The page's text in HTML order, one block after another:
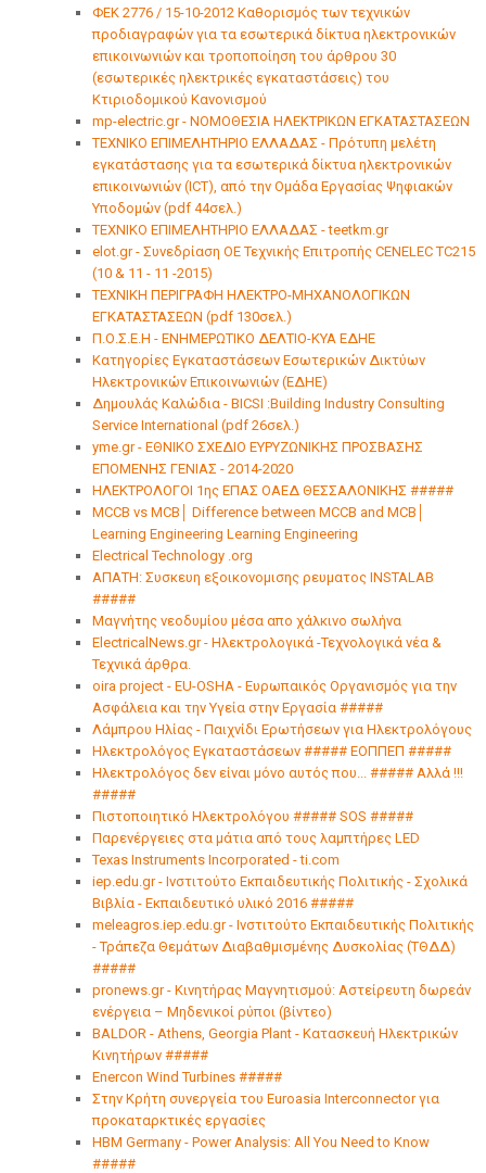
ΦΕΚ 2776 / 15-10-2012 Καθορισμός των τεχνικών
προδιαγραφών για τα εσωτερικά δίκτυα ηλεκτρονικών
επικοινωνιών και τροποποίηση του άρθρου 30
(εσωτερικές ηλεκτρικές εγκαταστάσεις) του
Κτιριοδομικού Κανονισμού
mp-electric.gr - ΝΟΜΟΘΕΣΙΑ ΗΛΕΚΤΡΙΚΩΝ ΕΓΚΑΤΑΣΤΑΣΕΩΝ
ΤΕΧΝΙΚΟ ΕΠΙΜΕΛΗΤΗΡΙΟ ΕΛΛΑ∆ΑΣ - Πρότυπη μελέτη
εγκατάστασης για τα εσωτερικά δίκτυα ηλεκτρονικών
επικοινωνιών (ICT), από την Ομάδα Εργασίας Ψηφιακών
Υποδομών (pdf 44σελ.)
ΤΕΧΝΙΚΟ ΕΠΙΜΕΛΗΤΗΡΙΟ ΕΛΛΑ∆ΑΣ - teetkm.gr
elot.gr - Συνεδρίαση ΟΕ Τεχνικής Επιτροπής CENELEC TC215
(10 & 11 - 11 -2015)
TΕΧΝΙΚΗ ΠΕΡΙΓΡΑΦΗ ΗΛΕΚΤΡΟ-ΜΗΧΑΝΟΛΟΓΙΚΩΝ
ΕΓΚΑΤΑΣΤΑΣΕΩΝ (pdf 130σελ.)
Π.Ο.Σ.Ε.Η - ΕΝΗΜΕΡΩΤΙΚΟ ΔΕΛΤΙΟ-ΚΥΑ ΕΔΗΕ
Κατηγορίες Εγκαταστάσεων Εσωτερικών Δικτύων
Ηλεκτρονικών Επικοινωνιών (ΕΔΗΕ)
Δημουλάς Καλώδια - BICSI :Building Industry Consulting
Service International (pdf 26σελ.)
yme.gr - ΕΘΝΙΚΟ ΣΧΕΔΙΟ ΕΥΡΥΖΩΝΙΚΗΣ ΠΡΟΣΒΑΣΗΣ
ΕΠΟΜΕΝΗΣ ΓΕΝΙΑΣ - 2014-2020
ΗΛΕΚΤΡΟΛΟΓΟΙ 1ης ΕΠΑΣ ΟΑΕΔ ΘΕΣΣΑΛΟΝΙΚΗΣ #####
MCCB vs MCB│ Difference between MCCB and MCB│
Learning Engineering Learning Engineering
Electrical Technology .org
ΑΠΑΤΗ: Συσκευη εξοικονομισης ρευματος INSTALAB
#####
Μαγνήτης νεοδυμίου μέσα απο χάλκινο σωλήνα
ElectricalNews.gr - Ηλεκτρολογικά -Τεχνολογικά νέα &
Τεχνικά άρθρα.
oira project - EU-OSHA - Ευρωπαικός Oργανισμός για την
Ασφάλεια και την Υγεία στην Εργασία #####
Λάμπρου Ηλίας - Παιχνίδι Ερωτήσεων για Ηλεκτρολόγους
Ηλεκτρολόγος Εγκαταστάσεων ##### ΕΟΠΠΕΠ #####
Ηλεκτρολόγος δεν είναι μόνο αυτός που... ##### Αλλά !!!
#####
Πιστοποιητικό Ηλεκτρολόγου ##### SOS #####
Παρενέργειες στα μάτια από τους λαμπτήρες LED
Texas Instruments Incorporated - ti.com
iep.edu.gr - Ινστιτούτο Εκπαιδευτικής Πολιτικής - Σχολικά
Βιβλία - Εκπαιδευτικό υλικό 2016 #####
meleagros.iep.edu.gr - Ινστιτούτο Εκπαιδευτικής Πολιτικής
- Τράπεζα Θεμάτων Διαβαθμισμένης Δυσκολίας (ΤΘΔΔ)
#####
pronews.gr - Κινητήρας Μαγνητισμού: Αστείρευτη δωρεάν
ενέργεια – Μηδενικοί ρύποι (βίντεο)
BALDOR - Athens, Georgia Plant - Κατασκευή Ηλεκτρικών
Κινητήρων #####
Enercon Wind Turbines #####
Στην Κρήτη συνεργεία του Euroasia Interconnector για
προκαταρκτικές εργασίες
HBM Germany - Power Analysis: All You Need to Know
#####